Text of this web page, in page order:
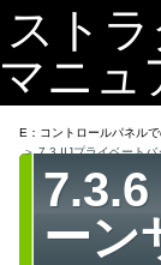
ト
ニュ
E：コントロールパネル
7.3 IIJプライベートバ
ーン